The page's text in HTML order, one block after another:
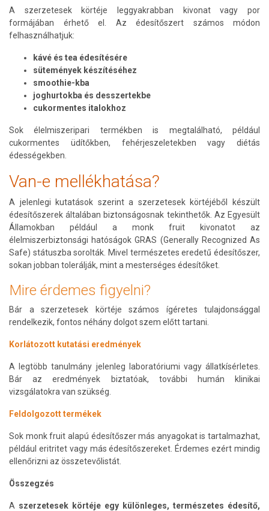
A szerzetesek körtéje leggyakrabban kivonat vagy por
formájában érhető el. Az édesítőszert számos módon
felhasználhatjuk:
kávé és tea édesítésére
sütemények készítéséhez
smoothie-kba
joghurtokba és desszertekbe
cukormentes italokhoz
Sok élelmiszeripari termékben is megtalálható, például
cukormentes üdítőkben, fehérjeszeletekben vagy diétás
édességekben.
Van-e mellékhatása?
A jelenlegi kutatások szerint a szerzetesek körtéjéből készült
édesítőszerek általában biztonságosnak tekinthetők. Az Egyesült
Államokban például a monk fruit kivonatot az
élelmiszerbiztonsági hatóságok GRAS (Generally Recognized As
Safe) státuszba sorolták. Mivel természetes eredetű édesítőszer,
sokan jobban tolerálják, mint a mesterséges édesítőket.
Mire érdemes figyelni?
Bár a szerzetesek körtéje számos ígéretes tulajdonsággal
rendelkezik, fontos néhány dolgot szem előtt tartani.
Korlátozott kutatási eredmények
A legtöbb tanulmány jelenleg laboratóriumi vagy állatkísérletes.
Bár az eredmények biztatóak, további humán klinikai
vizsgálatokra van szükség.
Feldolgozott termékek
Sok monk fruit alapú édesítőszer más anyagokat is tartalmazhat,
például eritritet vagy más édesítőszereket. Érdemes ezért mindig
ellenőrizni az összetevőlistát.
Összegzés
A szerzetesek körtéje egy különleges, természetes édesítő,